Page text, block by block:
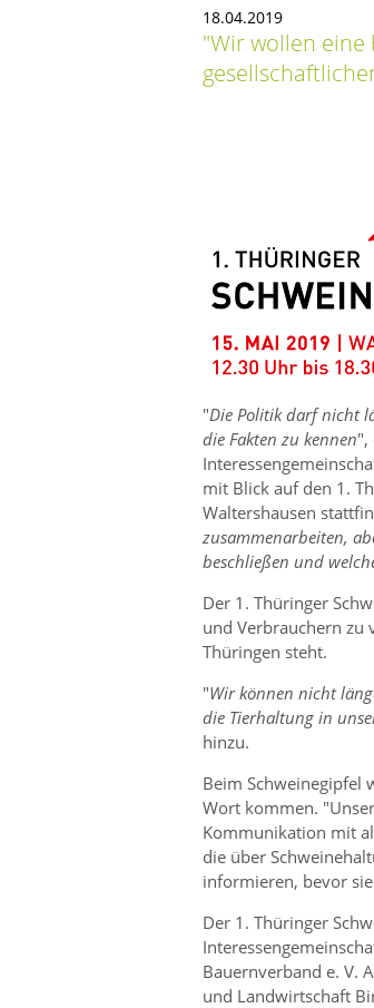
18.04.2019
Wir wollen
Die Politik darf nicht
die Fakten zu kennen ,
mit Blick auf den 1.
Waltershausen
zusammenarbeiten,
beschließen und
Der 1. Thüringer
und Verbrauchern zu
Thüringen steht.
Wir können nicht
die Tierhaltung in
hinzu.
Beim Schweinegipfel
Wort kommen.
Kommunikation mit
die über
informieren, bevor
Der 1. Thüringer
Bauernverband e. V.
und Landwirtschaft